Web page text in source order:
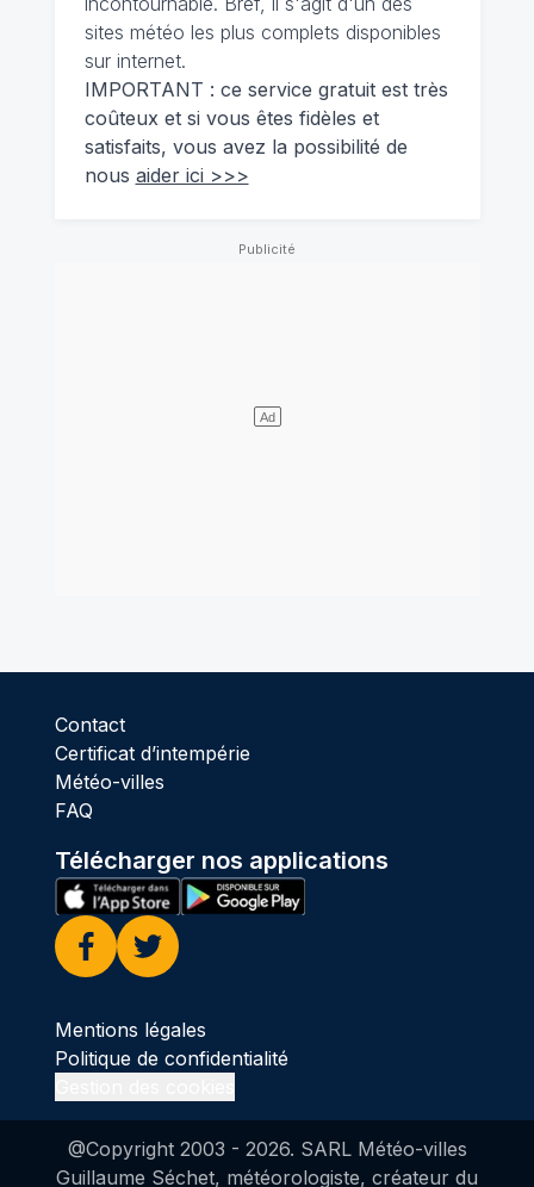
sites météo les plus complets disponibles
sur internet.
IMPORTANT : ce service gratuit est très
coûteux et si vous êtes fidèles et
satisfaits, vous avez la possibilité de
nous aider ici >>>
Contact
Certificat d’intempérie
Météo-villes
FAQ
Télécharger nos applications
Facebook
Twitter
Mentions légales
Politique de confidentialité
@Copyright 2003 - 2026. SARL Météo-villes
Guillaume Séchet, météorologiste, créateur du